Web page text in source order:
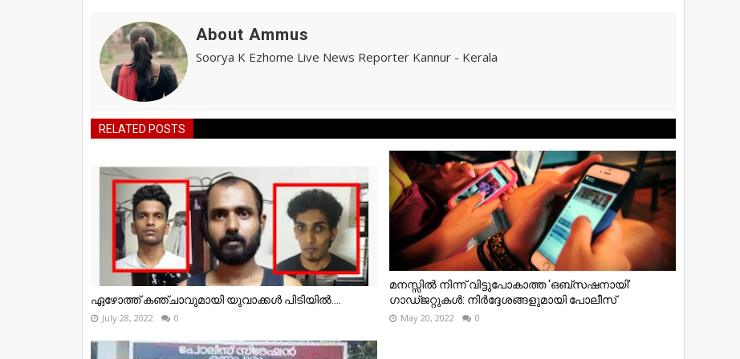
About Ammus
Soorya K Ezhome Live News Reporter Kannur - Kerala
RELATED POSTS
ഏഴോത്ത് കഞ്ചാവുമായി യുവാക്കൾ പിടിയിൽ....
July 28, 2022 0
മനസ്സിൽ നിന്ന് വിട്ടുപോകാത്ത ‘ഒബ്സഷനായി’
ഗാഡ്ജറ്റുകൾ: നിർദ്ദേശങ്ങളുമായി പോലീസ്
May 20, 2022 0